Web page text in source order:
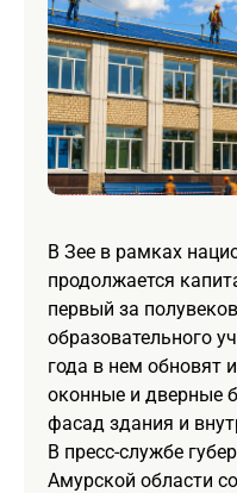
В Зее в рамках
продолжается
первый за
образовательного
года в нем обновят
оконные и дверные
фасад здания и
В пресс-службе
Амурской области